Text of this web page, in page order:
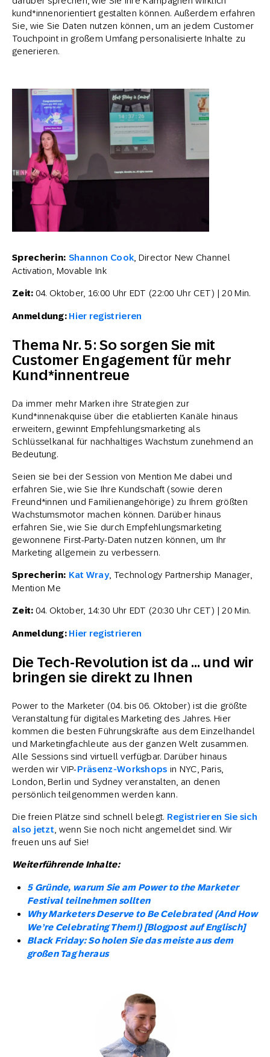
kund*innenorientiert gestalten können. Außerdem erfahren
Sie, wie Sie Daten nutzen können, um an jedem Customer
Touchpoint in großem Umfang personalisierte Inhalte zu
generieren.
Sprecherin: Shannon Cook , Director New Channel
Activation, Movable Ink
Zeit: 04. Oktober, 16:00 Uhr EDT (22:00 Uhr CET) | 20 Min.
Anmeldung: Hier registrieren
Thema Nr. 5: So sorgen Sie mit
Customer Engagement für mehr
Kund*innentreue
Da immer mehr Marken ihre Strategien zur
Kund*innenakquise über die etablierten Kanäle hinaus
erweitern, gewinnt Empfehlungsmarketing als
Schlüsselkanal für nachhaltiges Wachstum zunehmend an
Bedeutung.
Seien sie bei der Session von Mention Me dabei und
erfahren Sie, wie Sie Ihre Kundschaft (sowie deren
Freund*innen und Familienangehörige) zu Ihrem größten
Wachstumsmotor machen können. Darüber hinaus
erfahren Sie, wie Sie durch Empfehlungsmarketing
gewonnene First-Party-Daten nutzen können, um Ihr
Marketing allgemein zu verbessern.
Sprecherin: Kat Wray, Technology Partnership Manager,
Mention Me
Zeit: 04. Oktober, 14:30 Uhr EDT (20:30 Uhr CET) | 20 Min.
Anmeldung: Hier registrieren
Die Tech-Revolution ist da … und wir
bringen sie direkt zu Ihnen
Power to the Marketer (04. bis 06. Oktober) ist die größte
Veranstaltung für digitales Marketing des Jahres. Hier
kommen die besten Führungskräfte aus dem Einzelhandel
und Marketingfachleute aus der ganzen Welt zusammen.
Alle Sessions sind virtuell verfügbar. Darüber hinaus
werden wir VIP-Präsenz-Workshops in NYC, Paris,
London, Berlin und Sydney veranstalten, an denen
persönlich teilgenommen werden kann.
Die freien Plätze sind schnell belegt. Registrieren Sie sich
also jetzt , wenn Sie noch nicht angemeldet sind. Wir
freuen uns auf Sie!
Weiterführende Inhalte:
5 Gründe, warum Sie am Power to the Marketer
Festival teilnehmen sollten
Why Marketers Deserve to Be Celebrated (And How
We’re Celebrating Them!) [Blogpost auf Englisch]
Black Friday: So holen Sie das meiste aus dem
großen Tag heraus